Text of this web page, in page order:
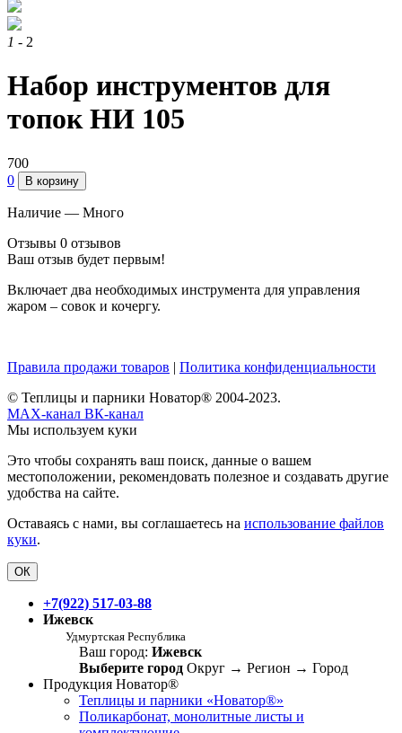
1 - 2
Набор инструментов для
топок НИ 105
700
0
В корзину
Наличие — Много
Отзывы 0 отзывов
Ваш отзыв будет первым!
Включает два необходимых инструмента для управления
жаром – совок и кочергу.
Правила продажи товаров | Политика конфиденциальности
© Теплицы и парники Новатор® 2004-2023.
MAX-канал ВК-канал
Мы используем куки
Это чтобы сохранять ваш поиск, данные о вашем
местоположении, рекомендовать полезное и создавать другие
удобства на сайте.
Оставаясь с нами, вы соглашаетесь на использование файлов
куки.
ОК
+7(922) 517-03-88
Ижевск
Удмуртская Республика
Ваш город: Ижевск
Выберите город Округ → Регион → Город
Продукция Новатор®
Теплицы и парники «Новатор®»
Поликарбонат, монолитные листы и